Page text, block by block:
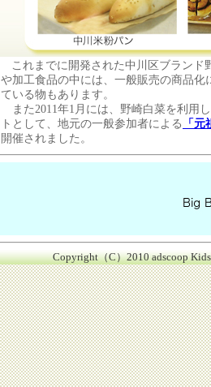
これまでに開発された中川区ブランド
や加工食品の中には、一般販売の商品化
ている物もあります。
また2011年1月には、野崎白菜を利用
トとして、地元の一般参加者による
「
開催されました。
Copyright（C）2010 adscoop